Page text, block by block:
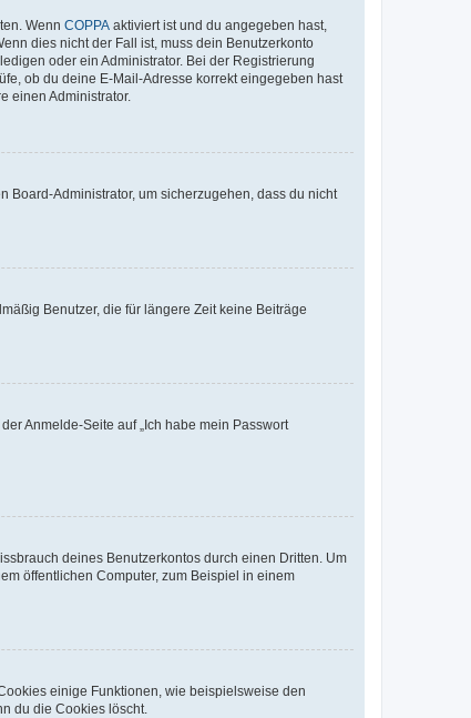
Wenn COPPA aktiviert ist und du angegeben hast,
dies nicht der Fall ist, muss dein Benutzerkonto
oder ein Administrator. Bei der Registrierung
ob du deine E-Mail-Adresse korrekt eingegeben hast
einen Administrator.
Board-Administrator, um sicherzugehen, dass du nicht
Benutzer, die für längere Zeit keine Beiträge
Anmelde-Seite auf „Ich habe mein Passwort
deines Benutzerkontos durch einen Dritten. Um
öffentlichen Computer, zum Beispiel in einem
einige Funktionen, wie beispielsweise den
du die Cookies löscht.